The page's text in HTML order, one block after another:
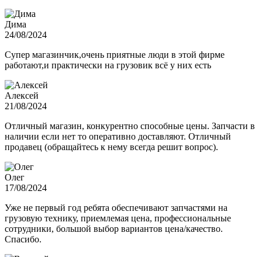
Дима
24/08/2024
Супер магазинчик,очень приятные люди в этой фирме
работают,и практически на грузовик всё у них есть
Алексей
21/08/2024
Отличный магазин, конкурентно способные цены. Запчасти в
наличии если нет то оперативно доставляют. Отличный
продавец (обращайтесь к нему всегда решит вопрос).
Олег
17/08/2024
Уже не первый год ребята обеспечивают запчастями на
грузовую технику, приемлемая цена, профессиональные
сотрудники, большой выбор вариантов цена/качество.
Спасибо.